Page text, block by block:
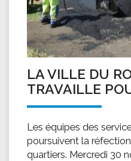
LA VILLE DU
TRAVAILLE
Les équipes des
poursuivent la
quartiers. ‎Mercredi ‎30